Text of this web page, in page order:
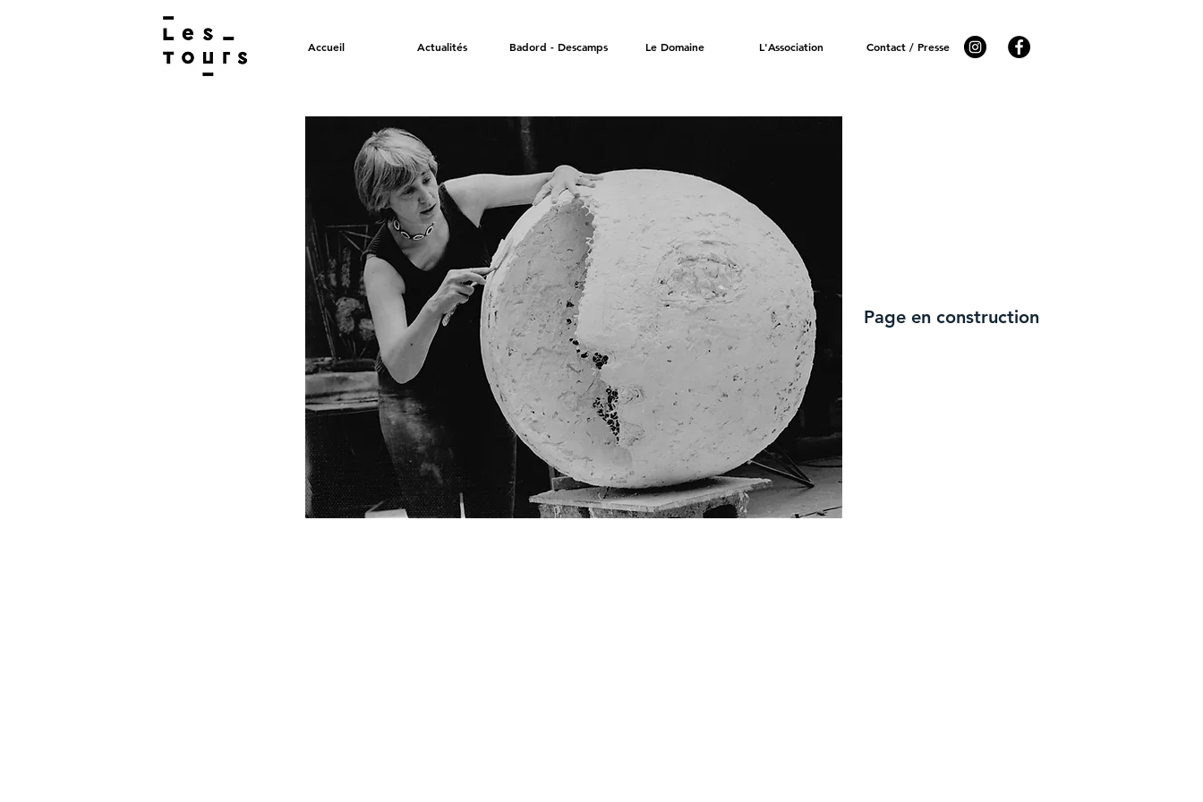
Accueil Actualités Badord - Descamps Le Domaine L'Association Contact / Presse
Page en construction